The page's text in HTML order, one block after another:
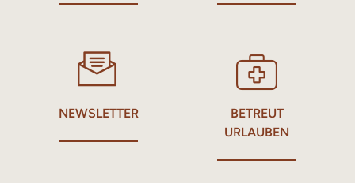
NEWSLETTER
BETREUT
URLAUBEN